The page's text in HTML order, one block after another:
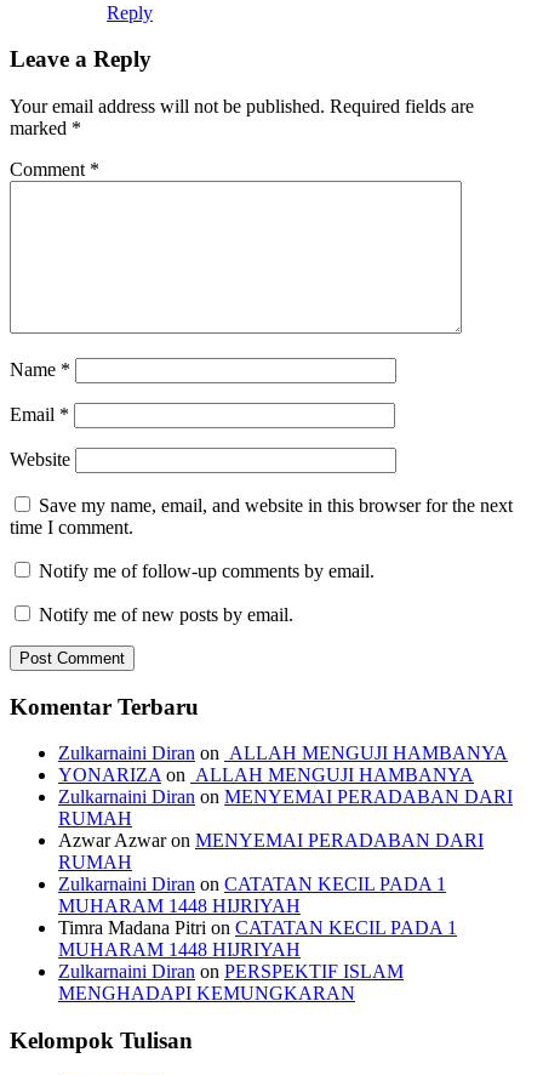
Reply
Leave a Reply
Your email address will not be published. Required fields are
marked *
Comment *
Name *
Email *
Website
Save my name, email, and website in this browser for the next
time I comment.
Notify me of follow-up comments by email.
Notify me of new posts by email.
Komentar Terbaru
Zulkarnaini Diran on ALLAH MENGUJI HAMBANYA
YONARIZAon ALLAH MENGUJI HAMBANYA
Zulkarnaini Diran on MENYEMAI PERADABAN DARI
RUMAH
Azwar Azwaron MENYEMAI PERADABAN DARI
RUMAH
Zulkarnaini Diran on CATATAN KECIL PADA 1
MUHARAM 1448 HIJRIYAH
Timra Madana Pitri on CATATAN KECIL PADA 1
MUHARAM 1448 HIJRIYAH
Zulkarnaini Diran on PERSPEKTIF ISLAM
MENGHADAPI KEMUNGKARAN
Kelompok Tulisan